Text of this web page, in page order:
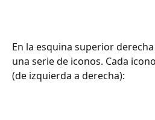
En la esquina superior
una serie de iconos. Cada
(de izquierda a derecha):